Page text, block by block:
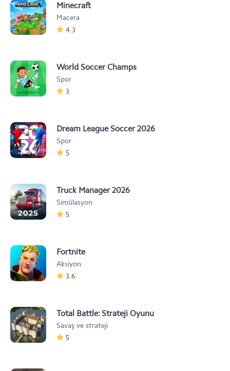
Minecraft
Macera
4.3
World Soccer Champs
Spor
3
Dream League Soccer 2026
Spor
5
Truck Manager 2026
Simülasyon
5
Fortnite
Aksiyon
3.6
Total Battle: Strateji Oyunu
Savaş ve strateji
5